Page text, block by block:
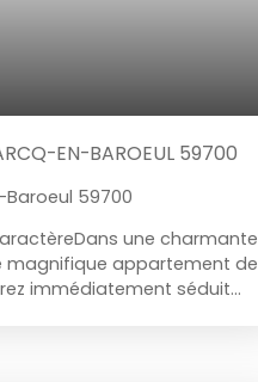
EN-BAROEUL 59700
59700
une charmante
magnifique appartement de
immédiatement séduit